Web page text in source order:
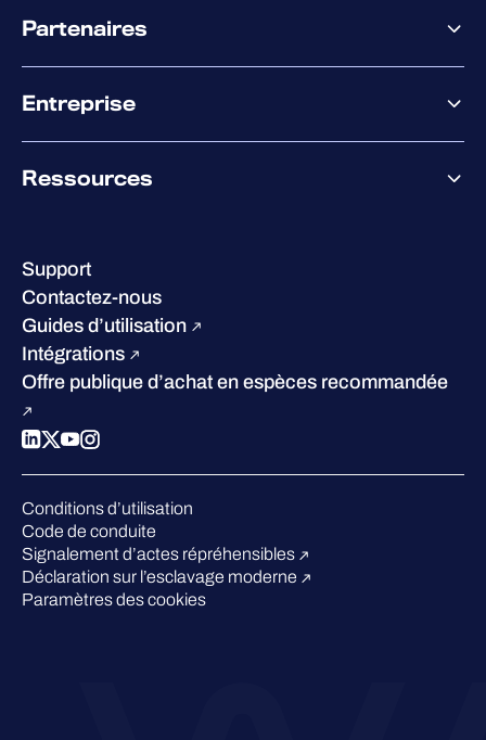
XM
XDR
Co-Sécurité
Partenaires
Accompagnement des partenaires
Co-Growth Community
Entreprise
Certifications et reconnaissances
Carrières
Développement durable
Concurrence
Ressources
Success stories
W/Labs
Blog
Podcasts
Événements
Webinars
Espace presse
Support
Contactez-nous
Guides d’utilisation
Intégrations
Offre publique d’achat en espèces recommandée
Conditions d’utilisation
Code de conduite
Signalement d’actes répréhensibles
Déclaration sur l’esclavage moderne
Paramètres des cookies